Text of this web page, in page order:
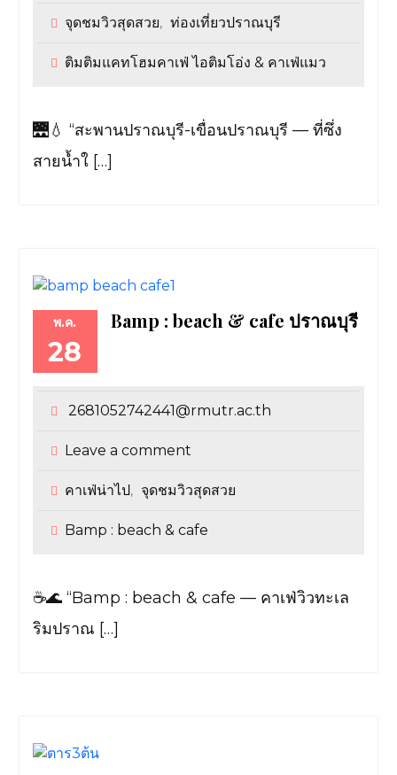
จุดชมวิวสุดสวย, ท่องเที่ยวปราณบุรี
ติมติมแคทโฮมคาเฟ่ ไอติมโอ่ง & คาเฟ่แมว
🌉💧 “สะพานปราณบุรี-เขื่อนปราณบุรี — ที่ซึ่ง
สายน้ำใ […]
พ.ค.
28
Bamp : beach & cafe ปราณบุรี
2681052742441@rmutr.ac.th
Leave a comment
คาเฟ่น่าไป, จุดชมวิวสุดสวย
Bamp : beach & cafe
☕🌊 “Bamp : beach & cafe — คาเฟ่วิวทะเล
ริมปราณ […]